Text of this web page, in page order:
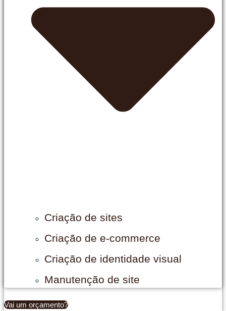
Criação de sites
Criação de e-commerce
Criação de identidade visual
Manutenção de site
Vai um orçamento?